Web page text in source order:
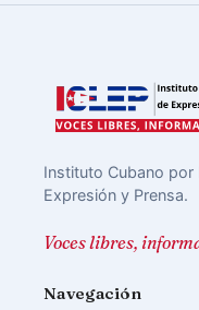
Instituto Cubano por
Expresión y Prensa.
Voces libres,
Navegación